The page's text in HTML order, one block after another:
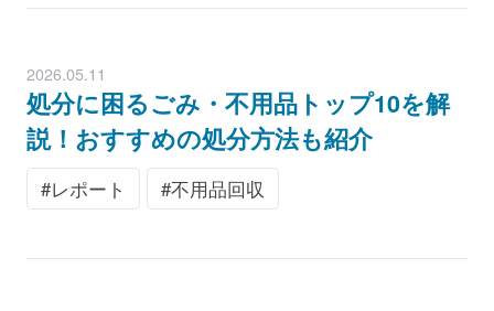
2026.05.11
処分に困るごみ・不用品トップ10を解
説！おすすめの処分方法も紹介
レポート 不用品回収